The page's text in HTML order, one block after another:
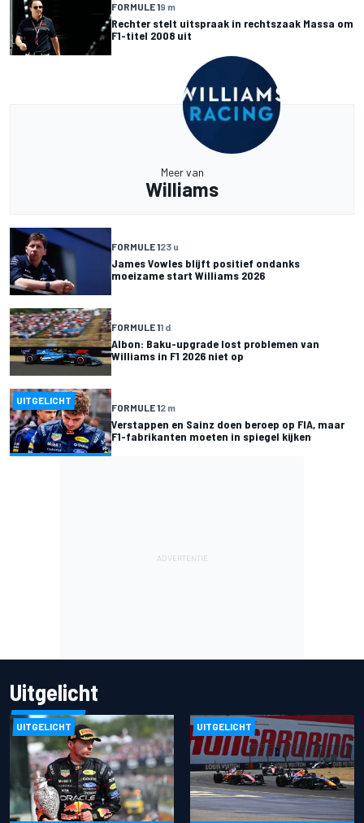
FORMULE 19 m
Rechter stelt uitspraak in rechtszaak Massa om
F1-titel 2008 uit
Meer van
Williams
FORMULE 123 u
James Vowles blijft positief ondanks
moeizame start Williams 2026
FORMULE 11 d
Albon: Baku-upgrade lost problemen van
Williams in F1 2026 niet op
UITGELICHT
FORMULE 12 m
Verstappen en Sainz doen beroep op FIA, maar
F1-fabrikanten moeten in spiegel kijken
Uitgelicht
UITGELICHT UITGELICHT